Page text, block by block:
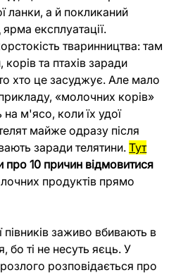
ланки, а й покликаний
ярма експлуатації.
тваринництва: там
та птахів заради
хто це засуджує. Але мало
«молочних корів»
м'ясо, коли їх удої
майже одразу після
заради телятини. Тут
про 10 причин відмовитися
продуктів прямо
півників заживо вбивають в
бо ті не несуть яєць. У
розлого розповідається про